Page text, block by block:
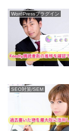
WordPressプラグイン
SEO対策/SEM